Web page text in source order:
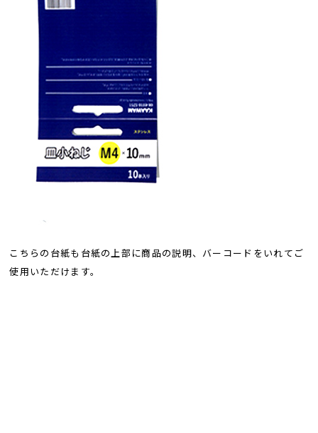
こちらの台紙も台紙の上部に商品の説明、バーコードをいれてご
使用いただけます。